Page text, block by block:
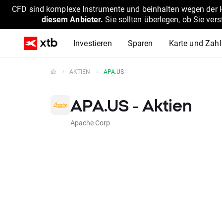
CFD sind komplexe Instrumente und beinhalten wegen
diesem Anbieter. Sie sollten überlegen, ob Sie
Investieren Sparen Karte und
AKTIEN APA.US
APA.US - Aktien
Apache Corp